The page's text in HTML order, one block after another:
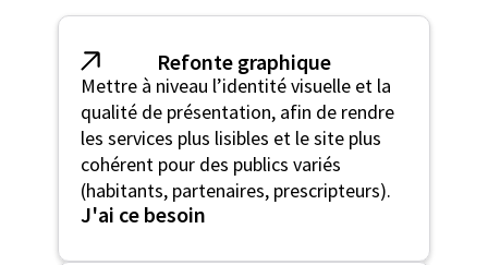
Refonte graphique
Mettre à niveau l’identité visuelle et la
qualité de présentation, afin de rendre
les services plus lisibles et le site plus
cohérent pour des publics variés
(habitants, partenaires, prescripteurs).
J'ai ce besoin